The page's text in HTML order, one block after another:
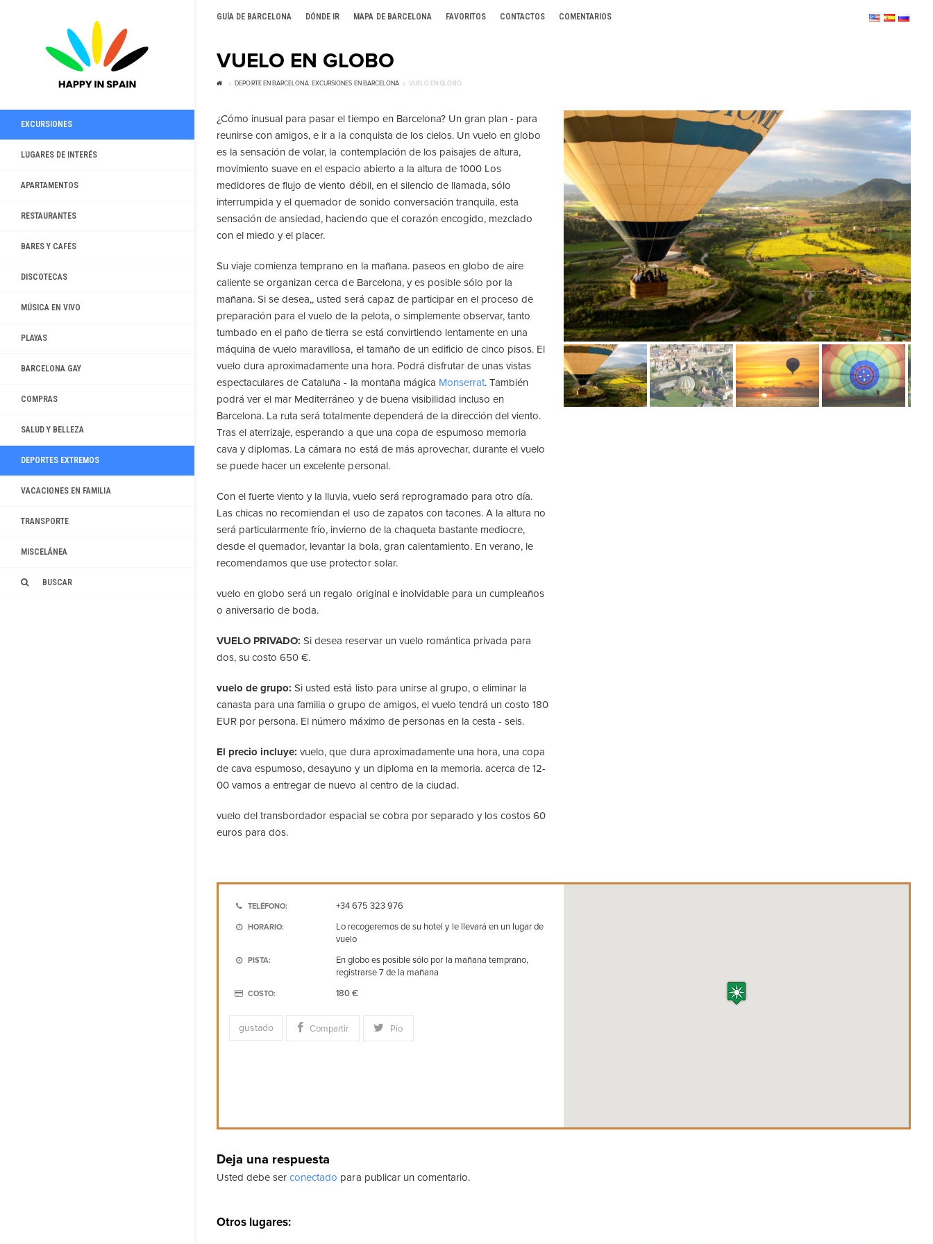
GUÍA DE BARCELONA DÓNDE IR MAPA DE BARCELONA FAVORITOS CONTACTOS COMENTARIOS
EXCURSIONES
LUGARES DE INTERÉS
APARTAMENTOS
RESTAURANTES
BARES Y CAFÉS
DISCOTECAS
MÚSICA EN VIVO
PLAYAS
BARCELONA GAY
COMPRAS
SALUD Y BELLEZA
DEPORTES EXTREMOS
VACACIONES EN FAMILIA
TRANSPORTE
MISCELÁNEA
BUSCAR
VUELO EN GLOBO
DEPORTE EN BARCELONA, EXCURSIONES EN BARCELONA VUELO EN GLOBO
¿Cómo inusual para pasar el tiempo en Barcelona? Un gran plan - para
reunirse con amigos, e ir a la conquista de los cielos. Un vuelo en globo
es la sensación de volar, la contemplación de los paisajes de altura,
movimiento suave en el espacio abierto a la altura de 1000 Los
medidores de flujo de viento débil, en el silencio de llamada, sólo
interrumpida y el quemador de sonido conversación tranquila, esta
sensación de ansiedad, haciendo que el corazón encogido, mezclado
con el miedo y el placer.
Su viaje comienza temprano en la mañana. paseos en globo de aire
caliente se organizan cerca de Barcelona, ​​y es posible sólo por la
mañana. Si se desea,, usted será capaz de participar en el proceso de
preparación para el vuelo de la pelota, o simplemente observar, tanto
tumbado en el paño de tierra se está convirtiendo lentamente en una
máquina de vuelo maravillosa, el tamaño de un edificio de cinco pisos. El
vuelo dura aproximadamente una hora. Podrá disfrutar de unas vistas
espectaculares de Cataluña - la montaña mágica Monserrat. También
podrá ver el mar Mediterráneo y de buena visibilidad incluso en
Barcelona. La ruta será totalmente dependerá de la dirección del viento.
Tras el aterrizaje, esperando a que una copa de espumoso memoria
cava y diplomas. La cámara no está de más aprovechar, durante el vuelo
se puede hacer un excelente personal.
Con el fuerte viento y la lluvia, vuelo será reprogramado para otro día.
Las chicas no recomiendan el uso de zapatos con tacones. A la altura no
será particularmente frío, invierno de la chaqueta bastante mediocre,
desde el quemador, levantar la bola, gran calentamiento. En verano, le
recomendamos que use protector solar.
vuelo en globo será un regalo original e inolvidable para un cumpleaños
o aniversario de boda.
VUELO PRIVADO: Si desea reservar un vuelo romántica privada para
dos, su costo 650 €.
vuelo de grupo: Si usted está listo para unirse al grupo, o eliminar la
canasta para una familia o grupo de amigos, el vuelo tendrá un costo 180
EUR por persona. El número máximo de personas en la cesta - seis.
El precio incluye: vuelo, que dura aproximadamente una hora, una copa
de cava espumoso, desayuno y un diploma en la memoria. acerca de 12-
00 vamos a entregar de nuevo al centro de la ciudad.
vuelo del transbordador espacial se cobra por separado y los costos 60
euros para dos.
TELÉFONO: +34 675 323 976
HORARIO:
Lo recogeremos de su hotel y le llevará en un lugar de
vuelo
PISTA:
En globo es posible sólo por la mañana temprano,
registrarse 7 de la mañana
COSTO: 180 €
gustado Compartir Pío
Deja una respuesta
Usted debe serconectado para publicar un comentario.
Otros lugares: